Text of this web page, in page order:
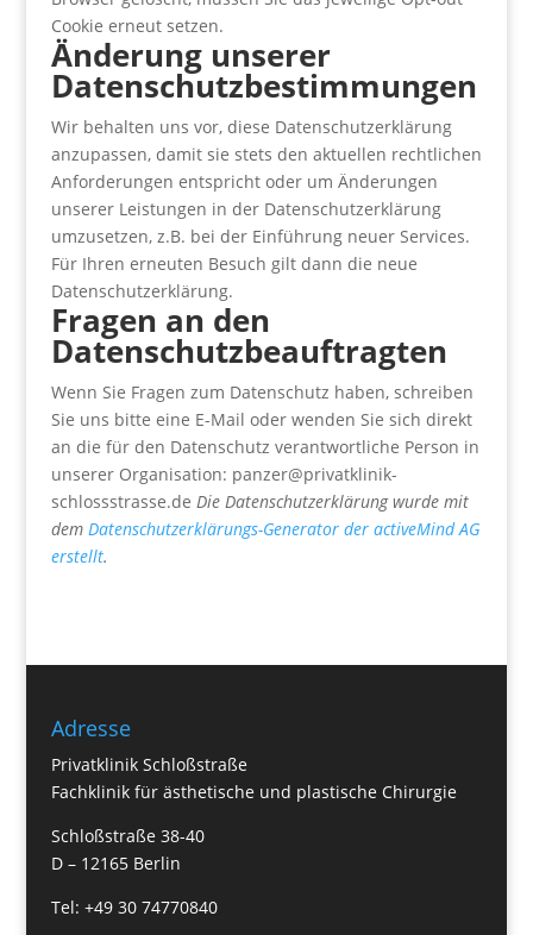
Cookie erneut setzen.
Änderung unserer
Datenschutzbestimmungen
Wir behalten uns vor, diese Datenschutzerklärung
anzupassen, damit sie stets den aktuellen rechtlichen
Anforderungen entspricht oder um Änderungen
unserer Leistungen in der Datenschutzerklärung
umzusetzen, z.B. bei der Einführung neuer Services.
Für Ihren erneuten Besuch gilt dann die neue
Datenschutzerklärung.
Fragen an den
Datenschutzbeauftragten
Wenn Sie Fragen zum Datenschutz haben, schreiben
Sie uns bitte eine E-Mail oder wenden Sie sich direkt
an die für den Datenschutz verantwortliche Person in
unserer Organisation: panzer@privatklinik-
schlossstrasse.de Die Datenschutzerklärung wurde mit
dem Datenschutzerklärungs-Generator der activeMind AG
erstellt.
Adresse
Privatklinik Schloßstraße
Fachklinik für ästhetische und plastische Chirurgie
Schloßstraße 38-40
D – 12165 Berlin
Tel: +49 30 74770840